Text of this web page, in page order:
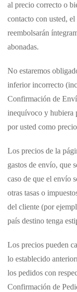
al precio correcto o
contacto con usted,
reembolsarán
abonadas.
No estaremos
inferior incorrecto
Confirmación de
inequívoco y hubiera
por usted como
Los precios de la
gastos de envío, que
caso de que el envío
otras tasas o
del cliente (por
país destino tenga
Los precios pueden
lo establecido
los pedidos con
Confirmación de